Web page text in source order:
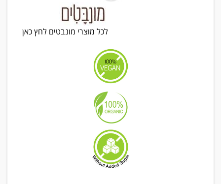
לכל מוצרי מונבטים לחץ כאן